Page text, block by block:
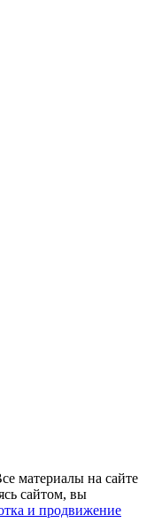
материалы на сайте
сайтом, вы
и продвижение